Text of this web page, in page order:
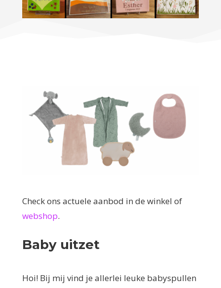
Check ons actuele aanbod in de winkel of
webshop.
Baby uitzet
Hoi! Bij mij vind je allerlei leuke babyspullen